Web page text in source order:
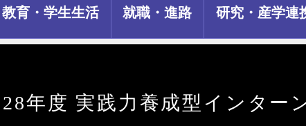
教育・学生生活 就職・進路 研究・産学連
年度 実践力養成型インター